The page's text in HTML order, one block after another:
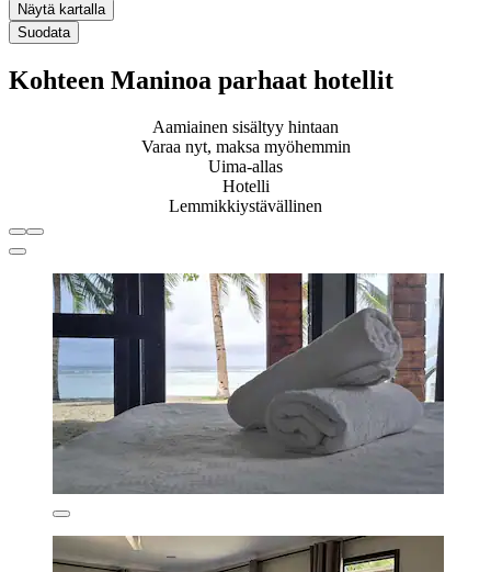
Näytä kartalla
Suodata
Kohteen Maninoa parhaat hotellit
Aamiainen sisältyy hintaan
Varaa nyt, maksa myöhemmin
Uima-allas
Hotelli
Lemmikkiystävällinen